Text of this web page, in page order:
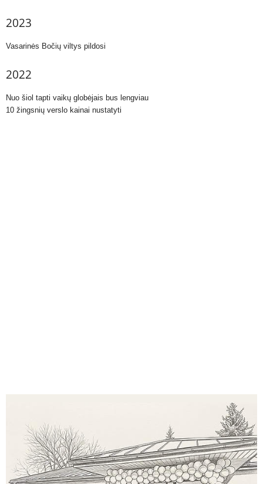
2023
Vasarinės Bočių viltys pildosi
2022
Nuo šiol tapti vaikų globėjais bus lengviau
10 žingsnių verslo kainai nustatyti